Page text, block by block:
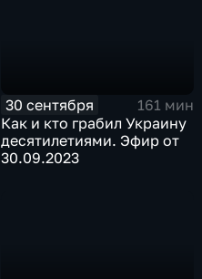
30 сентября
161 мин
Как и кто грабил Украину
десятилетиями. Эфир от
30.09.2023